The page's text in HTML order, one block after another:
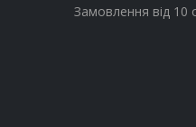
Замовлення від 10